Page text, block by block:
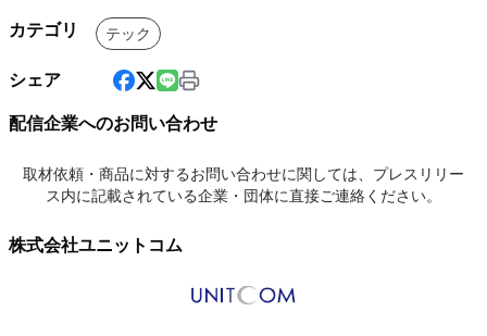
カテゴリ テック
シェア
配信企業へのお問い合わせ
取材依頼・商品に対するお問い合わせに関しては、プレスリリー
ス内に記載されている企業・団体に直接ご連絡ください。
株式会社ユニットコム